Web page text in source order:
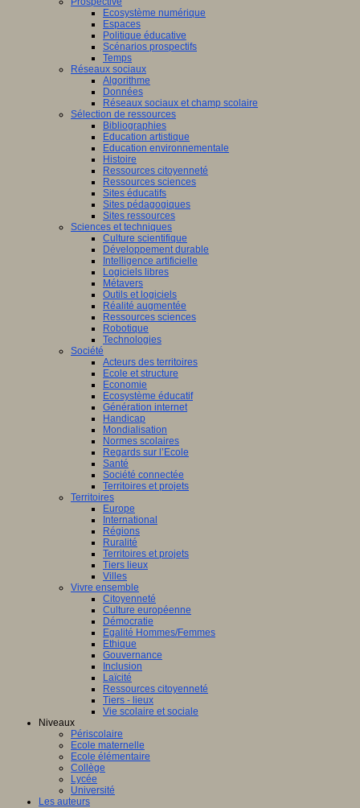
Ecosystème numérique
Espaces
Politique éducative
Scénarios prospectifs
Temps
Réseaux sociaux
Algorithme
Données
Réseaux sociaux et champ scolaire
Sélection de ressources
Bibliographies
Education artistique
Education environnementale
Histoire
Ressources citoyenneté
Ressources sciences
Sites éducatifs
Sites pédagogiques
Sites ressources
Sciences et techniques
Culture scientifique
Développement durable
Intelligence artificielle
Logiciels libres
Métavers
Outils et logiciels
Réalité augmentée
Ressources sciences
Robotique
Technologies
Société
Acteurs des territoires
Ecole et structure
Economie
Ecosystème éducatif
Génération internet
Handicap
Mondialisation
Normes scolaires
Regards sur l’Ecole
Santé
Société connectée
Territoires et projets
Territoires
Europe
International
Régions
Ruralité
Territoires et projets
Tiers lieux
Villes
Vivre ensemble
Citoyenneté
Culture européenne
Démocratie
Egalité Hommes/Femmes
Ethique
Gouvernance
Inclusion
Laïcité
Ressources citoyenneté
Tiers - lieux
Vie scolaire et sociale
Niveaux
Périscolaire
Ecole maternelle
Ecole élémentaire
Collège
Lycée
Université
Les auteurs